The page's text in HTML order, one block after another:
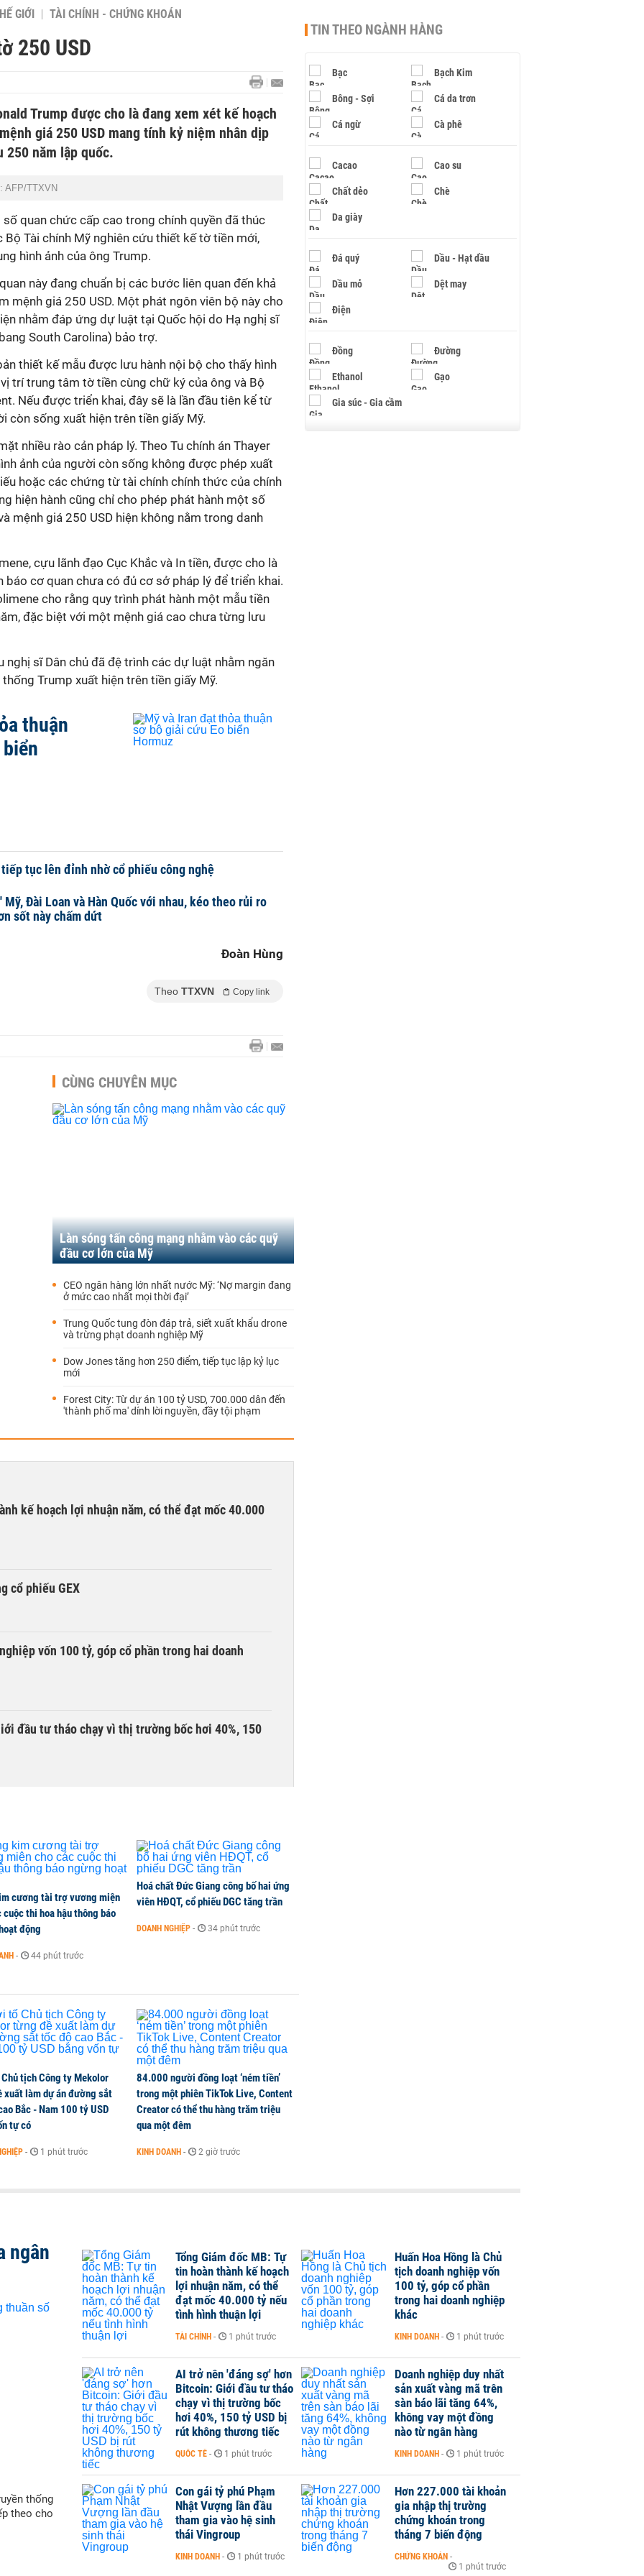
GIỚI TÀI CHÍNH - CHỨNG KHOÁN
250 USD
Trump được cho là đang xem xét kế hoạch
giá 250 USD mang tính kỷ niệm nhân dịp
250 năm lập quốc.
AFP/TTXVN
quan chức cấp cao trong chính quyền đã thúc
Bộ Tài chính Mỹ nghiên cứu thiết kế tờ tiền mới,
hình ảnh của ông Trump.
này đang chuẩn bị các bước liên quan đến khả
mệnh giá 250 USD. Một phát ngôn viên bộ này cho
nhằm đáp ứng dự luật tại Quốc hội do Hạ nghị sĩ
South Carolina) bảo trợ.
thiết kế mẫu được lưu hành nội bộ cho thấy hình
trí trung tâm tờ tiền cùng chữ ký của ông và Bộ
Nếu được triển khai, đây sẽ là lần đầu tiên kể từ
còn sống xuất hiện trên tiền giấy Mỹ.
nhiều rào cản pháp lý. Theo Tu chính án Thayer
ảnh của người còn sống không được phép xuất
hoặc các chứng từ tài chính chính thức của chính
hiện hành cũng chỉ cho phép phát hành một số
mệnh giá 250 USD hiện không nằm trong danh
cựu lãnh đạo Cục Khắc và In tiền, được cho là
báo cơ quan chưa có đủ cơ sở pháp lý để triển khai.
cho rằng quy trình phát hành một mẫu tiền
đặc biệt với một mệnh giá cao chưa từng lưu
nghị sĩ Dân chủ đã đệ trình các dự luật nhằm ngăn
Trump xuất hiện trên tiền giấy Mỹ.
thuận
tục lên đỉnh nhờ cổ phiếu công nghệ
Mỹ, Đài Loan và Hàn Quốc với nhau, kéo theo rủi ro
sốt này chấm dứt
Đoàn Hùng
Theo TTXVN Copy link
CÙNG CHUYÊN MỤC
Làn sóng tấn công mạng nhằm vào các quỹ
đầu cơ lớn của Mỹ
CEO ngân hàng lớn nhất nước Mỹ: ‘Nợ margin đang
ở mức cao nhất mọi thời đại’
Trung Quốc tung đòn đáp trả, siết xuất khẩu drone
và trừng phạt doanh nghiệp Mỹ
Dow Jones tăng hơn 250 điểm, tiếp tục lập kỷ lục
mới
Forest City: Từ dự án 100 tỷ USD, 700.000 dân đến
'thành phố ma' dính lời nguyền, đầy tội phạm
kế hoạch lợi nhuận năm, có thể đạt mốc 40.000
cổ phiếu GEX
vốn 100 tỷ, góp cổ phần trong hai doanh
đầu tư tháo chạy vì thị trường bốc hơi 40%, 150
mã trên sàn báo lãi tăng 64%, không vay một
đầu tham gia vào hệ sinh thái Vingroup
trường chứng khoán trong tháng 7 biến động
thuần số
cương tài trợ vương miện
cuộc thi hoa hậu thông báo
động
- 44 phút trước
Hoá chất Đức Giang công bố hai ứng
viên HĐQT, cổ phiếu DGC tăng trần
DOANH NGHIỆP - 34 phút trước
tịch Công ty Mekolor
xuất làm dự án đường sắt
Bắc - Nam 100 tỷ USD
tự có
- 1 phút trước
84.000 người đồng loạt ‘ném tiền’
trong một phiên TikTok Live, Content
Creator có thể thu hàng trăm triệu
qua một đêm
KINH DOANH - 2 giờ trước
TIN THEO NGÀNH HÀNG
Bạc Bạch Kim
Bông - Sợi Cá da trơn
Cá ngừ Cà phê
Cacao Cao su
Chất dẻo Chè
Da giày
Đá quý Dầu - Hạt dầu
Dầu mỏ Dệt may
Điện
Đồng Đường
Ethanol Gạo
Gia súc - Gia cầm
ngân
thống
theo cho
Tổng Giám đốc MB: Tự
tin hoàn thành kế hoạch
lợi nhuận năm, có thể
đạt mốc 40.000 tỷ nếu
tình hình thuận lợi
TÀI CHÍNH - 1 phút trước
Huấn Hoa Hồng là Chủ
tịch doanh nghiệp vốn
100 tỷ, góp cổ phần
trong hai doanh nghiệp
khác
KINH DOANH - 1 phút trước
AI trở nên 'đáng sợ' hơn
Bitcoin: Giới đầu tư tháo
chạy vì thị trường bốc
hơi 40%, 150 tỷ USD bị
rút không thương tiếc
QUỐC TẾ - 1 phút trước
Doanh nghiệp duy nhất
sản xuất vàng mã trên
sàn báo lãi tăng 64%,
không vay một đồng
nào từ ngân hàng
KINH DOANH - 1 phút trước
Con gái tỷ phú Phạm
Nhật Vượng lần đầu
tham gia vào hệ sinh
thái Vingroup
KINH DOANH - 1 phút trước
Hơn 227.000 tài khoản
gia nhập thị trường
chứng khoán trong
tháng 7 biến động
CHỨNG KHOÁN -
1 phút trước